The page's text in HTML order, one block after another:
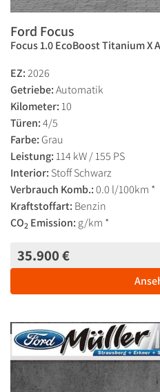
Ford Focus
Focus 1.0 EcoBoost Titanium X
EZ:2026
Getriebe:Automatik
Kilometer: 10
Türen:4/5
Farbe: Grau
Leistung: 114 kW / 155 PS
Interior: Stoff Schwarz
Verbrauch Komb.:0.0 l/100km *
Kraftstoffart: Benzin
CO2 Emission: g/km *
35.900 €